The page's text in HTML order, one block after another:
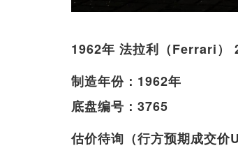
1962年 法拉利（Ferrari）
制造年份：1962年
底盘编号：3765
估价待询（行方预期成交价